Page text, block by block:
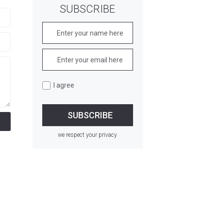
SUBSCRIBE
I agree
we respect your privacy